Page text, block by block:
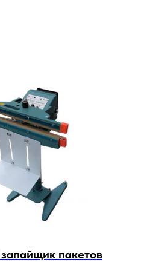
пакетов